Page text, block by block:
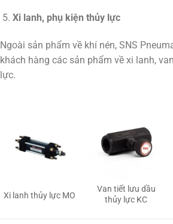
Xi lanh, phụ kiện thủy lực
Ngoài sản phẩm về khí nén, SNS
khách hàng các sản phẩm về xi lanh,
lực.
Xi lanh thủy lực MO
Van tiết lưu dầu
thủy lực KC